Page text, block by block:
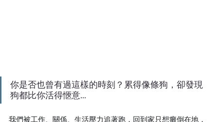
你是否也曾有過這樣的時刻？累得像條狗，卻發現
狗都比你活得愜意...
我們被工作、關係、生活壓力追著跑，回到家只想癱倒在地，